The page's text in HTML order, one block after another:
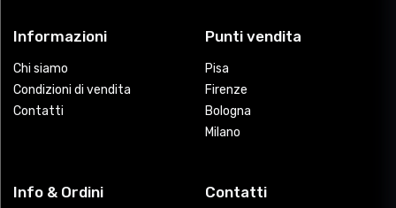
Informazioni
Chi siamo
Condizioni di vendita
Contatti
Punti vendita
Pisa
Firenze
Bologna
Milano
Info & Ordini Contatti